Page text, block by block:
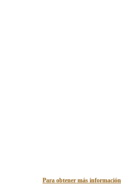
Para obtener más información